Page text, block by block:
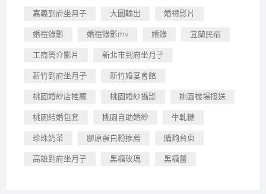
嘉義到府坐月子 大圖輸出 婚禮影片
婚禮錄影 婚禮錄影mv 婚錄 宜蘭民宿
工商簡介影片 新北市到府坐月子
新竹到府坐月子 新竹婚宴會館
桃園婚紗店推薦 桃園婚紗攝影 桃園機場接送
桃園結婚包套 桃園自助婚紗 牛軋糖
珍珠奶茶 膠原蛋白粉推薦 購夠台東
高雄到府坐月子 黑糖玫瑰 黑糖薑